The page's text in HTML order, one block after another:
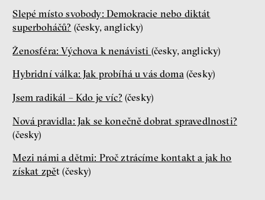
Slepé místo svobody: Demokracie nebo diktát
superboháčů? (česky, anglicky)
Ženosféra: Výchova k nenávisti (česky, anglicky)
Hybridní válka: Jak probíhá u vás doma(česky)
Jsem radikál – Kdo je víc? (česky)
Nová pravidla: Jak se konečně dobrat spravedlnosti?
(česky)
Mezi námi a dětmi: Proč ztrácíme kontakt a jak ho
získat zpět (česky)